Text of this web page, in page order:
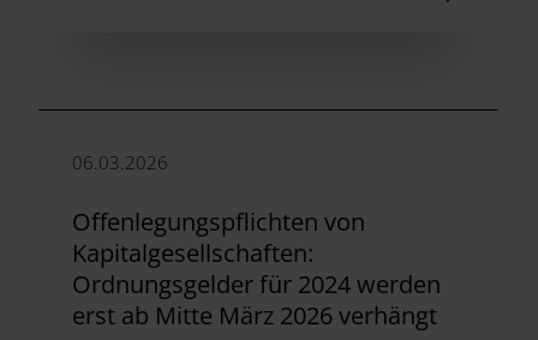
06.03.2026
Offenlegungspflichten von
Kapitalgesellschaften:
Ordnungsgelder für 2024 werden
erst ab Mitte März 2026 verhängt